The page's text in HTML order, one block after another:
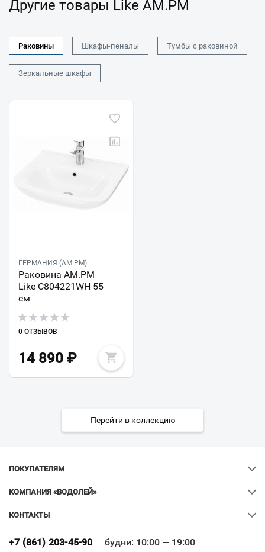
Другие товары Like AM.PM
Раковины Шкафы-пеналы Тумбы с раковиной
Зеркальные шкафы
ГЕРМАНИЯ (AM.PM)
Раковина AM.PM
Like C804221WH 55
см
0 ОТЗЫВОВ
14 890 ₽
Перейти в коллекцию
ПОКУПАТЕЛЯМ
КОМПАНИЯ «ВОДОЛЕЙ»
КОНТАКТЫ
+7 (861) 203-45-90 будни: 10:00 — 19:00